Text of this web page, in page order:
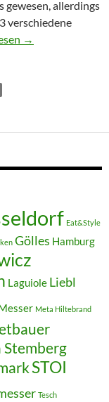
gewesen, allerdings
verschiedene
die 2., diesmal
→
Eat&Style
Gölles Hamburg
Laguiole Liebl
Meta Hiltebrand
Stemberg
STOI
Tesch